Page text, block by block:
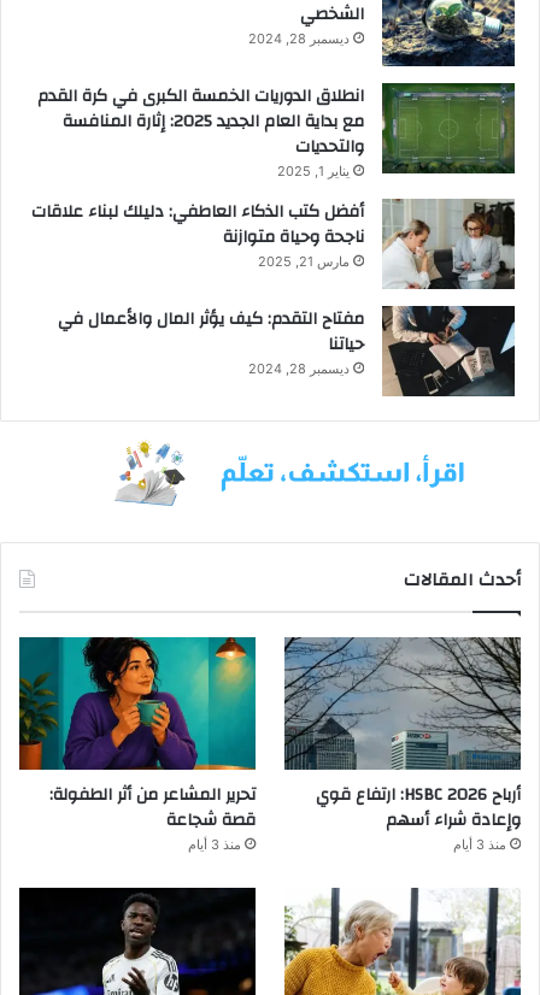
الشخصي
ديسمبر 28, 2024
انطلاق الدوريات الخمسة الكبرى في كرة القدم
مع بداية العام الجديد 2025: إثارة المنافسة
والتحديات
يناير 1, 2025
أفضل كتب الذكاء العاطفي: دليلك لبناء علاقات
ناجحة وحياة متوازنة
مارس 21, 2025
مفتاح التقدم: كيف يؤثر المال والأعمال في
حياتنا
ديسمبر 28, 2024
أحدث المقالات
أرباح HSBC 2026: ارتفاع قوي
وإعادة شراء أسهم
منذ 3 أيام
تحرير المشاعر من أثر الطفولة:
قصة شجاعة
منذ 3 أيام